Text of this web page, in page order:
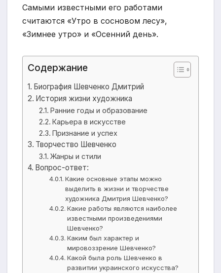
Самыми известными его работами
считаются «Утро в сосновом лесу»,
«Зимнее утро» и «Осенний день».
Содержание
Биография Шевченко Дмитрий
История жизни художника
Ранние годы и образование
Карьера в искусстве
Признание и успех
Творчество Шевченко
Жанры и стили
Вопрос-ответ:
Какие основные этапы можно
выделить в жизни и творчестве
художника Дмитрия Шевченко?
Какие работы являются наиболее
известными произведениями
Шевченко?
Каким был характер и
мировоззрение Шевченко?
Какой была роль Шевченко в
развитии украинского искусства?